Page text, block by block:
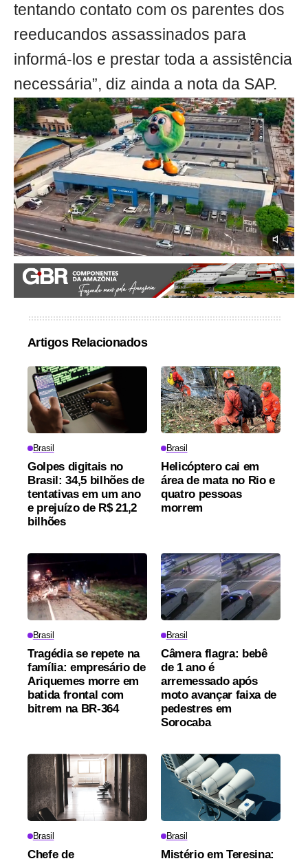
tentando contato com os parentes dos
reeducandos assassinados para
informá-los e prestar toda a assistência
necessária”, diz ainda a nota da SAP.
Artigos Relacionados
Brasil
Golpes digitais no
Brasil: 34,5 bilhões de
tentativas em um ano
e prejuízo de R$ 21,2
bilhões
Brasil
Helicóptero cai em
área de mata no Rio e
quatro pessoas
morrem
Brasil
Tragédia se repete na
família: empresário de
Ariquemes morre em
batida frontal com
bitrem na BR-364
Brasil
Câmera flagra: bebê
de 1 ano é
arremessado após
moto avançar faixa de
pedestres em
Sorocaba
Brasil
Chefe de
Brasil
Mistério em Teresina: